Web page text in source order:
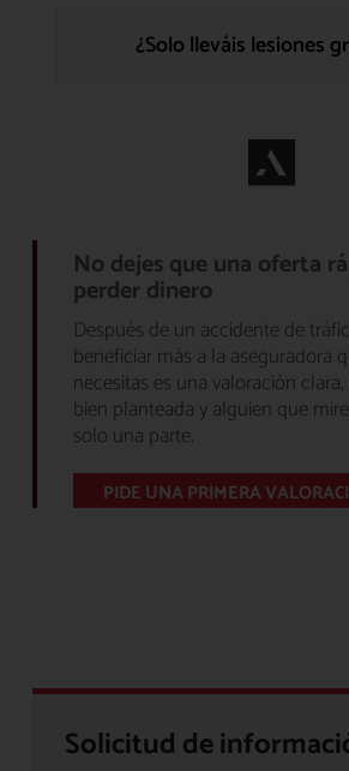
¿Solo lleváis lesiones
No dejes que una oferta
perder dinero
Después de un accidente de
beneficiar más a la aseguradora
necesitas es una valoración
bien planteada y alguien que
solo una parte.
PIDE UNA PRIMERA
Solicitud de